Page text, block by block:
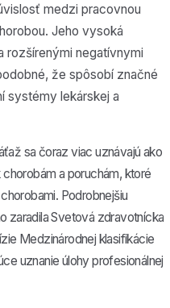
medzi pracovnou
Jeho vysoká
rozšírenými negatívnymi
že spôsobí značné
systémy lekárskej a
sa čoraz viac uznávajú ako
a poruchám, ktoré
Podrobnejšiu
zaradila Svetová zdravotnícka
Medzinárodnej klasifikácie
uznanie úlohy profesionálnej